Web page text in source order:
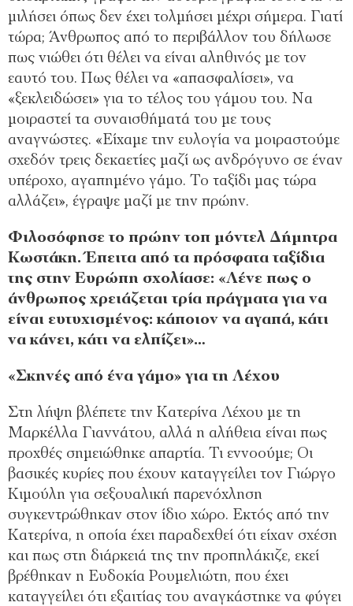
μιλήσει όπως δεν έχει τολμήσει μέχρι σήμερα. Γιατί
τώρα; Άνθρωπος από το περιβάλλον του δήλωσε
πως νιώθει ότι θέλει να είναι αληθινός με τον
εαυτό του. Πως θέλει να «απασφαλίσει», να
«ξεκλειδώσει» για το τέλος του γάμου του. Να
μοιραστεί τα συναισθήματά του με τους
αναγνώστες. «Είχαμε την ευλογία να μοιραστούμε
σχεδόν τρεις δεκαετίες μαζί ως ανδρόγυνο σε έναν
υπέροχο, αγαπημένο γάμο. Το ταξίδι μας τώρα
αλλάζει», έγραψε μαζί με την πρώην.
Φιλοσόφησε το πρώην τοπ μόντελ Δήμητρα
Κωστάκη. Έπειτα από τα πρόσφατα ταξίδια
της στην Ευρώπη σχολίασε: «Λένε πως ο
άνθρωπος χρειάζεται τρία πράγματα για να
είναι ευτυχισμένος: κάποιον να αγαπά, κάτι
να κάνει, κάτι να ελπίζει»…
«Σκηνές από ένα γάμο» για τη Λέχου
Στη λήψη βλέπετε την Κατερίνα Λέχου με τη
Μαρκέλλα Γιαννάτου, αλλά η αλήθεια είναι πως
προχθές σημειώθηκε απαρτία. Τι εννοούμε; Οι
βασικές κυρίες που έχουν καταγγείλει τον Γιώργο
Κιμούλη για σεξουαλική παρενόχληση
συγκεντρώθηκαν στον ίδιο χώρο. Εκτός από την
Κατερίνα, η οποία έχει παραδεχθεί ότι είχαν σχέση
και πως στη διάρκειά της την προπηλάκιζε, εκεί
βρέθηκαν η Ευδοκία Ρουμελιώτη, που έχει
καταγγείλει ότι εξαιτίας του αναγκάστηκε να φύγει